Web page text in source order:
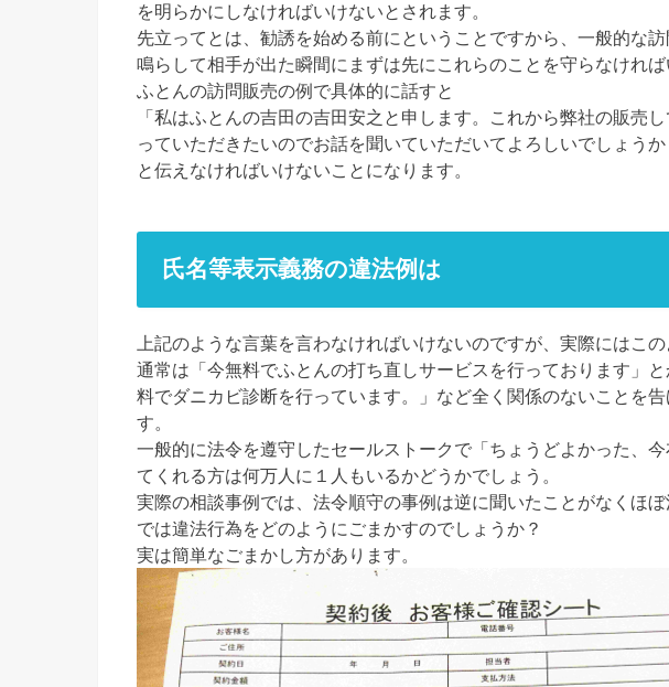
を明らかにしなければいけないとされます。
先立ってとは、勧誘を始める前にということですから、一般的な
鳴らして相手が出た瞬間にまずは先にこれらのことを守らなければ
ふとんの訪問販売の例で具体的に話すと
「私はふとんの吉田の吉田安之と申します。これから弊社の販売
っていただきたいのでお話を聞いていただいてよろしいでしょうか
と伝えなければいけないことになります。
氏名等表示義務の違法例は
上記のような言葉を言わなければいけないのですが、実際にはこ
通常は「今無料でふとんの打ち直しサービスを行っております」
料でダニカビ診断を行っています。」など全く関係のないことを
す。
一般的に法令を遵守したセールストークで「ちょうどよかった、
てくれる方は何万人に１人もいるかどうかでしょう。
実際の相談事例では、法令順守の事例は逆に聞いたことがなくほぼ
では違法行為をどのようにごまかすのでしょうか？
実は簡単なごまかし方があります。